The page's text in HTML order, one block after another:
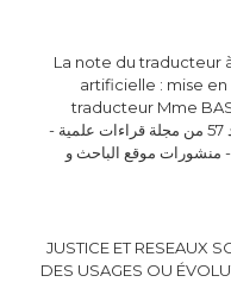
La note du traducteur
artificielle : mise
traducteur Mme
MELLOUKI Ismail - العدد 57 من مجلة قراءات علمية -
منشورات موقع الباحث و
JUSTICE ET RESEAUX
DES USAGES OU